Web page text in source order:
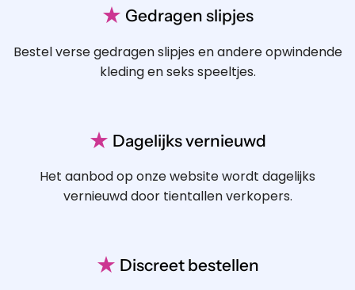
★ Gedragen slipjes
Bestel verse gedragen slipjes en andere opwindende
kleding en seks speeltjes.
★ Dagelijks vernieuwd
Het aanbod op onze website wordt dagelijks
vernieuwd door tientallen verkopers.
★ Discreet bestellen